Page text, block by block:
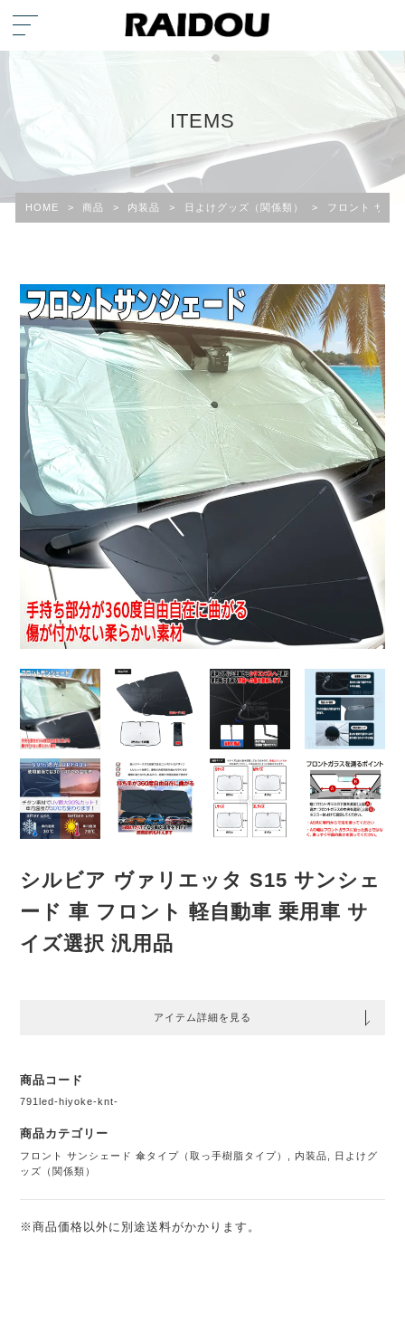
ITEMS
HOME > 商品 > 内装品 > 日よけグッズ（関係類） > フロント サン
シルビア ヴァリエッタ S15 サンシェ
ード 車 フロント 軽自動車 乗用車 サ
イズ選択 汎用品
アイテム詳細を見る
商品コード
791led-hiyoke-knt-
商品カテゴリー
フロント サンシェード 傘タイプ（取っ手樹脂タイプ） 内装品
日よけグ
ッズ（関係類）
※商品価格以外に別途送料がかかります。